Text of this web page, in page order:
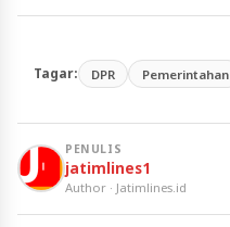
Tagar: DPR Pemerintahan
PENULIS
jatimlines1
Author · Jatimlines.id